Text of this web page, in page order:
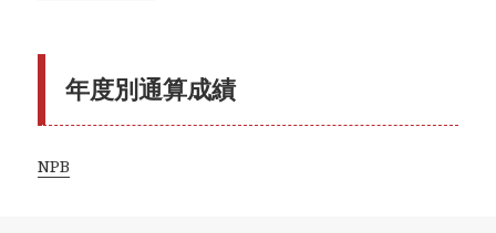
年度別通算成績
NPB